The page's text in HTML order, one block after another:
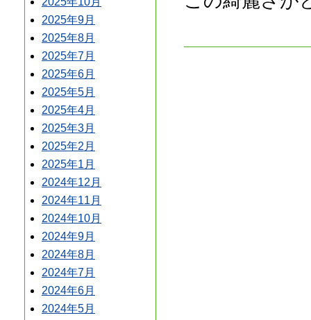
2025年9月
2025年8月
2025年7月
2025年6月
2025年5月
2025年4月
2025年3月
2025年2月
2025年1月
2024年12月
2024年11月
2024年10月
2024年9月
2024年8月
2024年7月
2024年6月
2024年5月